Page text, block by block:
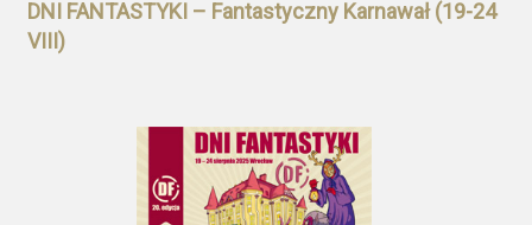
DNI FANTASTYKI – Fantastyczny Karnawał (19-24
VIII)